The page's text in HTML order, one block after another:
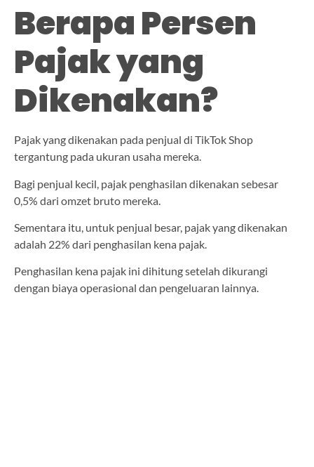
Berapa Persen
Pajak yang
Dikenakan?
Pajak yang dikenakan pada penjual di TikTok Shop
tergantung pada ukuran usaha mereka.
Bagi penjual kecil, pajak penghasilan dikenakan sebesar
0,5% dari omzet bruto mereka.
Sementara itu, untuk penjual besar, pajak yang dikenakan
adalah 22% dari penghasilan kena pajak.
Penghasilan kena pajak ini dihitung setelah dikurangi
dengan biaya operasional dan pengeluaran lainnya.